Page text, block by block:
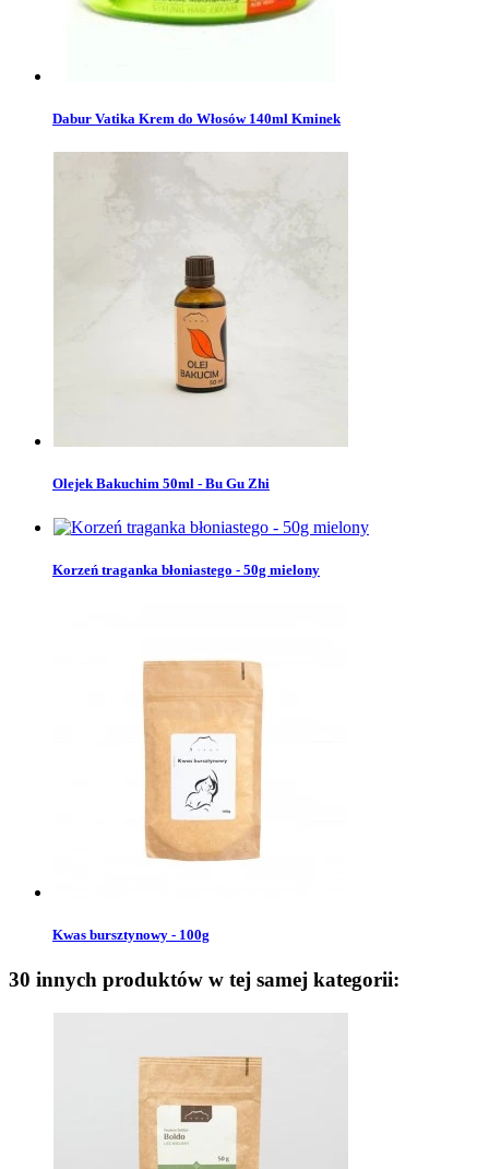
Dabur Vatika Krem do Włosów 140ml Kminek
Olejek Bakuchim 50ml - Bu Gu Zhi
Korzeń traganka błoniastego - 50g mielony
Kwas bursztynowy - 100g
30 innych produktów w tej samej kategorii: